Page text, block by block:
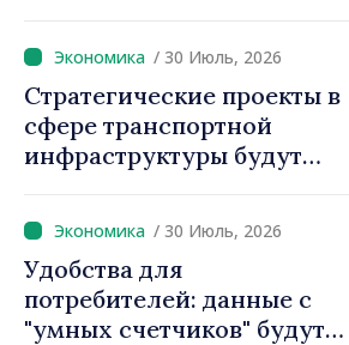
«Реестр залогов
движимого имущества»
/ 30 Июль, 2026
Стратегические проекты в
сфере транспортной
инфраструктуры будут
использованием
ускоренных процедур
получения разрешений
/ 30 Июль, 2026
Удобства для
потребителей: данные с
"умных счетчиков" будут